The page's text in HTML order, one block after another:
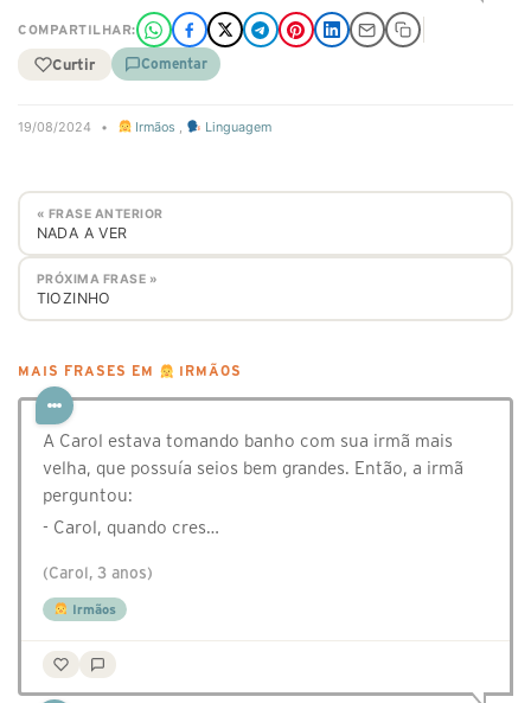
COMPARTILHAR:
Curtir Comentar
19/08/2024 • Irmãos , Linguagem
« FRASE ANTERIOR
NADA A VER
PRÓXIMA FRASE »
TIOZINHO
MAIS FRASES EM IRMÃOS
A Carol estava tomando banho com sua irmã mais
velha, que possuía seios bem grandes. Então, a irmã
perguntou:
- Carol, quando cres…
(Carol, 3 anos)
Irmãos